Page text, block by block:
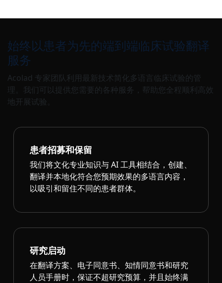
始终以患者为先的端到端临床试验翻译
服务
Acolad 专家团队利用最新技术简化多语言临床试验的管
理。我们可以提供您需要的各种服务，帮助您全程顺利高效
地开展试验。
患者招募和保留
我们将文化专业知识与 AI 工具相结合，创建、
翻译并本地化符合您预期效果的多语言内容，
以吸引和留住不同的患者群体。
研究启动
在翻译方案、电子同意书、知情同意书和研究
人员手册时，保证不超研究预算，并且始终满